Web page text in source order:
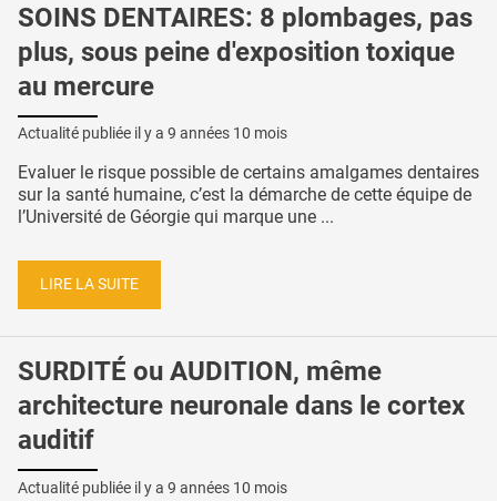
SOINS DENTAIRES: 8 plombages, pas
plus, sous peine d'exposition toxique
au mercure
Actualité publiée il y a 9 années 10 mois
Evaluer le risque possible de certains amalgames dentaires
sur la santé humaine, c’est la démarche de cette équipe de
l’Université de Géorgie qui marque une ...
LIRE LA SUITE
SURDITÉ ou AUDITION, même
architecture neuronale dans le cortex
auditif
Actualité publiée il y a 9 années 10 mois